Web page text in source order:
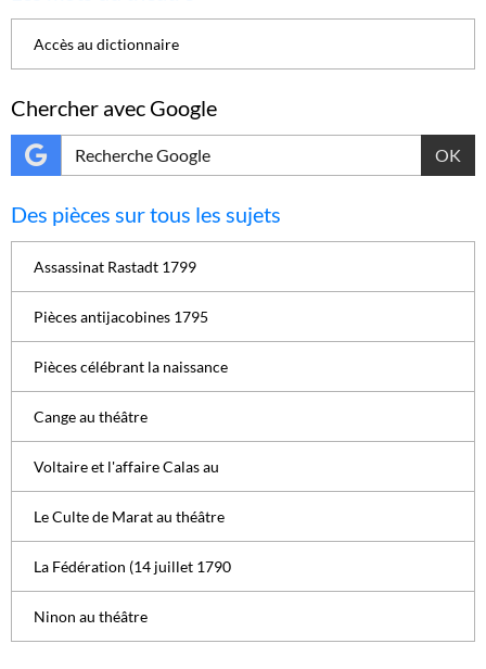
Accès au dictionnaire
Chercher avec Google
OK
Des pièces sur tous les sujets
Assassinat Rastadt 1799
Pièces antijacobines 1795
Pièces célébrant la naissance
Cange au théâtre
Voltaire et l'affaire Calas au
Le Culte de Marat au théâtre
La Fédération (14 juillet 1790
Ninon au théâtre